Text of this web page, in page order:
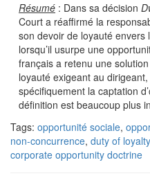
Résumé : Dans sa décision
Court a réaffirmé la
son devoir de loyauté envers
lorsqu’il usurpe une
français a retenu une
loyauté exigeant au
spécifiquement la captation
définition est beaucoup plus
Tags: opportunité sociale,
non-concurrence, duty of loyalty
corporate opportunity doctrine